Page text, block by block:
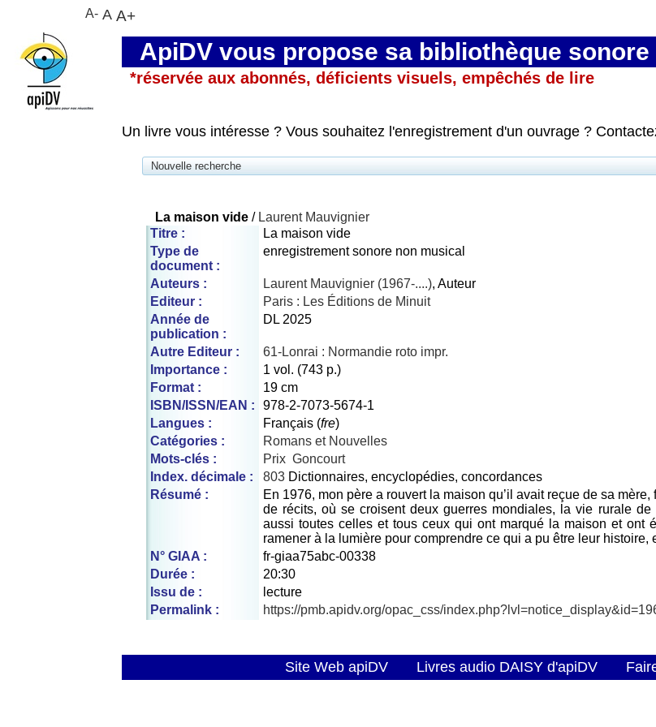
ApiDV vous propose sa bibliothèque sonore
*réservée aux abonnés, déficients visuels, empêchés de lire
Un livre vous intéresse ? Vous souhaitez l'enregistrement d'un ouvrage ?
Nouvelle recherche
La maison vide / Laurent Mauvignier
Titre :
La maison vide
Type de
document :
enregistrement sonore non musical
Auteurs : Laurent Mauvignier (1967-....), Auteur
Editeur :
Paris : Les Éditions de Minuit
Année de
publication :
DL 2025
Autre Editeur :
61-Lonrai : Normandie roto impr.
Importance :
1 vol. (743 p.)
Format :
19 cm
ISBN/ISSN/EAN :
978-2-7073-5674-1
Langues :
Français (fre)
Catégories :
Romans et Nouvelles
Mots-clés :
Prix Goncourt
Index. décimale :
803 Dictionnaires, encyclopédies, concordances
Résumé :
En 1976, mon père a rouvert la maison qu’il avait reçue de sa
de récits, où se croisent deux guerres mondiales, la vie rurale
aussi toutes celles et tous ceux qui ont marqué la maison et ont
ramener à la lumière pour comprendre ce qui a pu être leur histoire,
N° GIAA :
fr-giaa75abc-00338
Durée :
20:30
Issu de :
lecture
Permalink :
https://pmb.apidv.org/opac_css/
Site Web apiDV Livres audio DAISY d'apiDV
A- A A+